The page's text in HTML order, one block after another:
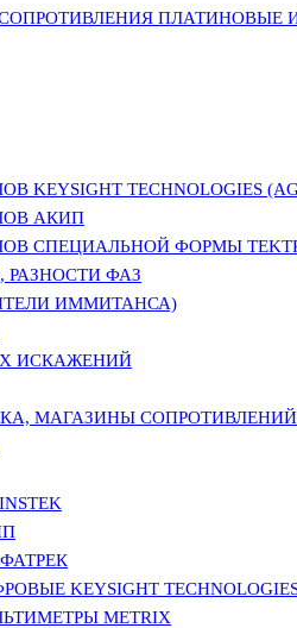
ПЛАТИНОВЫЕ
TECHNOLOGIES
АКИП
СПЕЦИАЛЬНОЙ ФОРМЫ
ФАЗ
ИММИТАНСА)
ИСКАЖЕНИЙ
МАГАЗИНЫ СОПРОТИВЛЕНИЙ
KEYSIGHT TECHNOLOGIES
METRIX